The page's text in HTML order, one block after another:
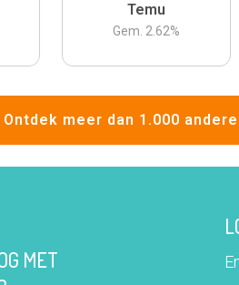
Temu
Gem. 2.62%
Ontdek meer dan 1.000
MET